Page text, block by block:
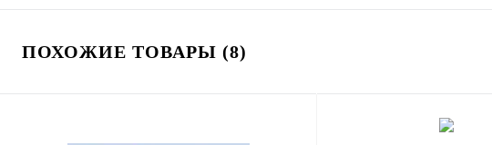
ПОХОЖИЕ ТОВАРЫ (8)